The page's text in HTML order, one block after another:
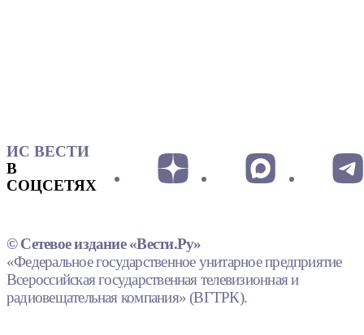
ИС ВЕСТИ
В
СОЦСЕТЯХ
© Сетевое издание «Вести.Ру»
«Федеральное государственное унитарное предприятие
Всероссийская государственная телевизионная и
радиовещательная компания» (ВГТРК).